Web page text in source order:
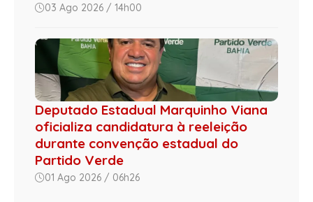
03 Ago 2026 / 14h00
Deputado Estadual Marquinho Viana
oficializa candidatura à reeleição
durante convenção estadual do
Partido Verde
01 Ago 2026 / 06h26